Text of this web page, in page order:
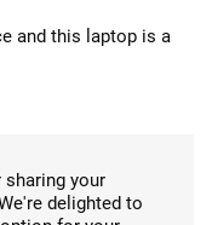
and this laptop is a
sharing your
delighted to